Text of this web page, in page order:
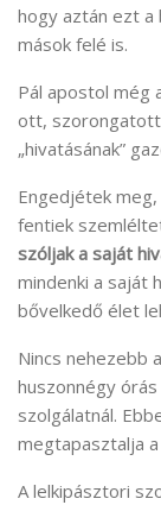
hogy aztán ezt a
mások felé is.
Pál apostol még
ott,
„hivatásának”
Engedjétek
fentiek
szóljak a saját
mindenki a saját
bővelkedő élet
Nincs nehezebb
huszonnégy
szolgálatnál.
megtapasztalja
A lelkipásztori